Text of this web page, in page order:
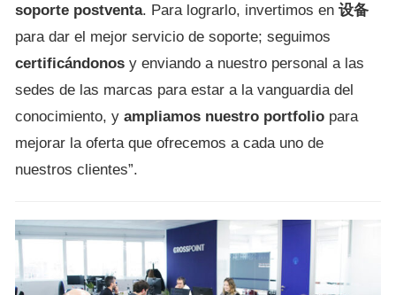
soporte postventa. Para lograrlo, invertimos en 设备
para dar el mejor servicio de soporte; seguimos
certificándonos y enviando a nuestro personal a las
sedes de las marcas para estar a la vanguardia del
conocimiento, y ampliamos nuestro portfolio para
mejorar la oferta que ofrecemos a cada uno de
nuestros clientes”.